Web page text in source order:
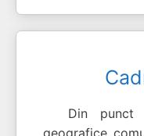
Din punct
geografice